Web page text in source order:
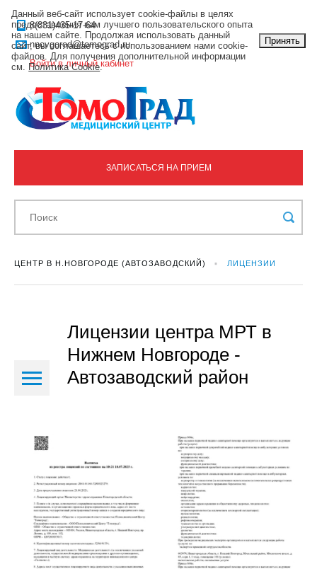
8(831)435-17-64
nnovgorod@tomograd.ru
Войти в личный кабинет
ЗАПИСАТЬСЯ НА ПРИЕМ
ЦЕНТР В Н.НОВГОРОДЕ (АВТОЗАВОДСКИЙ) ЛИЦЕНЗИИ
Лицензии центра МРТ в
Нижнем Новгороде -
Автозаводский район
Данный веб-сайт использует cookie-файлы в целях
предоставления вам лучшего пользовательского опыта
на нашем сайте. Продолжая использовать данный
сайт, вы соглашаетесь с использованием нами cookie-
файлов. Для получения дополнительной информации
см. Политика Cookie.
Принять